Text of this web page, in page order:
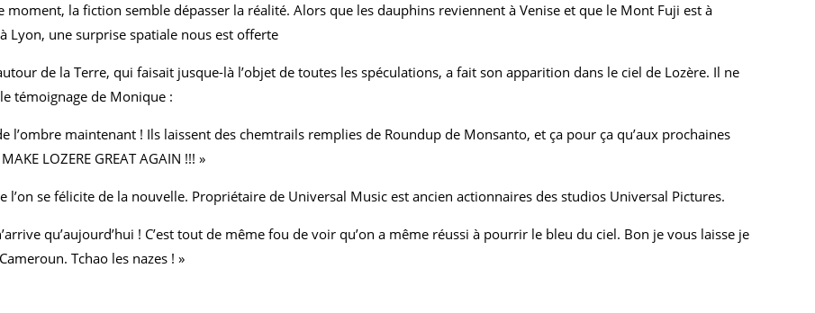
la fiction semble dépasser la réalité. Alors que les dauphins reviennent à Venise et que le Mont Fuji est à
Lyon, une surprise spatiale nous est offerte
de la Terre, qui faisait jusque-là l’objet de toutes les spéculations, a fait son apparition dans le ciel de Lozère. Il ne
témoignage de Monique :
l’ombre maintenant ! Ils laissent des chemtrails remplies de Roundup de Monsanto, et ça pour ça qu’aux prochaines
LOZERE GREAT AGAIN !!! »
l’on se félicite de la nouvelle. Propriétaire de Universal Music est ancien actionnaires des studios Universal Pictures.
qu’aujourd’hui ! C’est tout de même fou de voir qu’on a même réussi à pourrir le bleu du ciel. Bon je vous laisse je
Tchao les nazes ! »